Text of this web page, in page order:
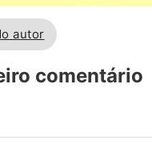
autor
comentário